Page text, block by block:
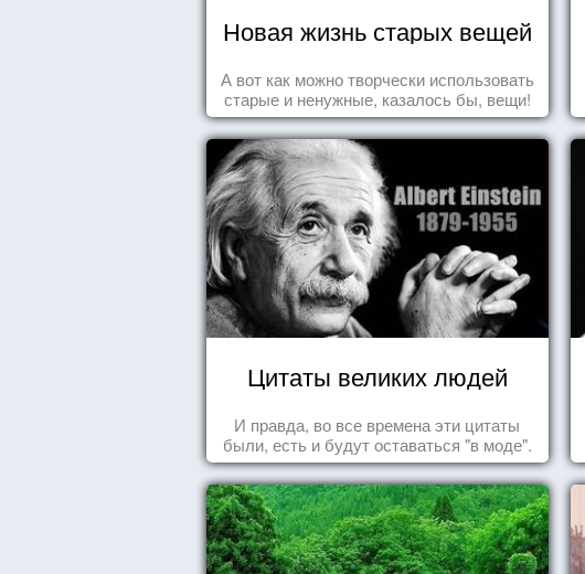
Новая жизнь старых вещей
А вот как можно творчески использовать
старые и ненужные, казалось бы, вещи!
Цитаты великих людей
И правда, во все времена эти цитаты
были, есть и будут оставаться "в моде".